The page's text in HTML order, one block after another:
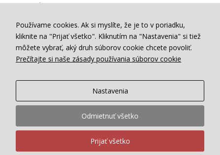
Projekty
Webstránka
Meta
Prihlásiť sa
WordPress.org
Používame cookies. Ak si myslíte, že je to v poriadku,
kliknite na "Prijať všetko". Kliknutím na "Nastavenia" si tiež
môžete vybrať, aký druh súborov cookie chcete povoliť.
Prečítajte si naše zásady používania súborov cookie
Nastavenia
Odmietnuť všetko
Prijať všetko